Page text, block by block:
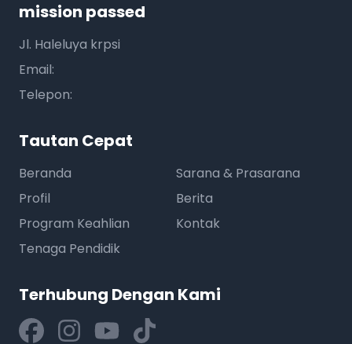
mission passed
Jl. Haleluya krpsi
Email:
Telepon:
Tautan Cepat
Beranda
Profil
Program Keahlian
Tenaga Pendidik
Sarana & Prasarana
Berita
Kontak
Terhubung Dengan Kami